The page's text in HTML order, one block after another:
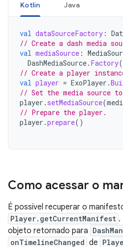
Kotlin Java
val dataSourceFactory :
// Create a dash media
val mediaSource :
DashMediaSource. Factory(
// Create a player
val player = ExoPlayer .
// Set the media source
player . setMediaSource(
// Prepare the player.
player .prepare()
Como acessar o
É possível recuperar o
Player.getCurrentManifest .
objeto retornado para
onTimelineChanged de